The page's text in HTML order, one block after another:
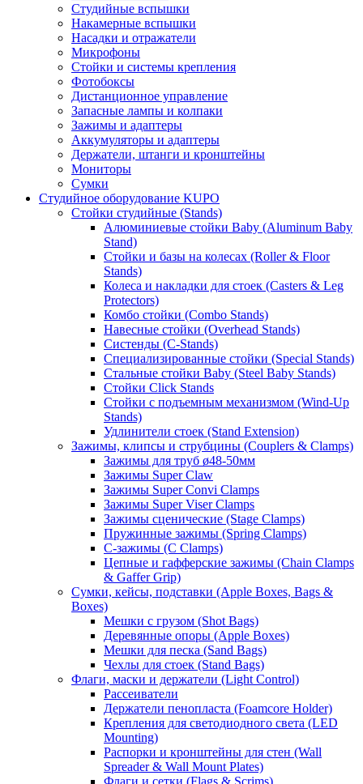
Студийные вспышки
Накамерные вспышки
Насадки и отражатели
Микрофоны
Стойки и системы крепления
Фотобоксы
Дистанционное управление
Запасные лампы и колпаки
Зажимы и адаптеры
Аккумуляторы и адаптеры
Держатели, штанги и кронштейны
Мониторы
Сумки
Студийное оборудование KUPO
Стойки студийные (Stands)
Алюминиевые стойки Baby (Aluminum Baby
Stand)
Стойки и базы на колесах (Roller & Floor
Stands)
Колеса и накладки для стоек (Casters & Leg
Protectors)
Комбо стойки (Combo Stands)
Навесные стойки (Overhead Stands)
Систенды (C-Stands)
Специализированные стойки (Special Stands)
Стальные стойки Baby (Steel Baby Stands)
Стойки Click Stands
Стойки с подъемным механизмом (Wind-Up
Stands)
Удлинители стоек (Stand Extension)
Зажимы, клипсы и струбцины (Couplers & Clamps)
Зажимы для труб ø48-50мм
Зажимы Super Claw
Зажимы Super Convi Clamps
Зажимы Super Viser Clamps
Зажимы сценические (Stage Clamps)
Пружинные зажимы (Spring Clamps)
С-зажимы (C Clamps)
Цепные и гафферские зажимы (Chain Clamps
& Gaffer Grip)
Сумки, кейсы, подставки (Apple Boxes, Bags &
Boxes)
Мешки с грузом (Shot Bags)
Деревянные опоры (Apple Boxes)
Мешки для песка (Sand Bags)
Чехлы для стоек (Stand Bags)
Флаги, маски и держатели (Light Control)
Рассеиватели
Держатели пенопласта (Foamcore Holder)
Крепления для светодиодного света (LED
Mounting)
Распорки и кронштейны для стен (Wall
Spreader & Wall Mount Plates)
Флаги и сетки (Flags & Scrims)